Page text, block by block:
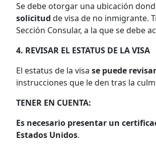
Se debe otorgar una ubicación
solicitud de visa de no inmigrante.
Sección Consular, a la que se debe
4. REVISAR EL ESTATUS DE LA VISA
El estatus de la visa se puede
instrucciones que le den tras la
TENER EN CUENTA:
Es necesario presentar un
Estados Unidos.